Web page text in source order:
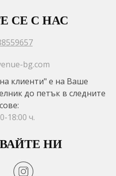
СЕ С НАС
bg.com
клиенти" е на Ваше
до петък в следните
18:00 ч.
НИ